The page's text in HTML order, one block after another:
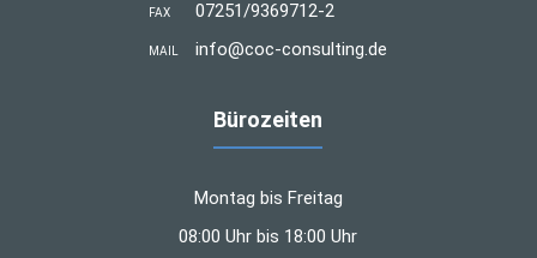
FAX 07251/9369712-2
MAIL info@coc-consulting.de
Bürozeiten
Montag bis Freitag
08:00 Uhr bis 18:00 Uhr